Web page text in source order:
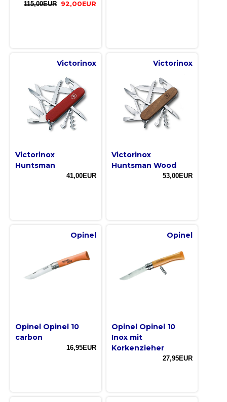
115,00EUR 92,00EUR
Victorinox
Victorinox
Huntsman
41,00EUR
Victorinox
Victorinox
Huntsman Wood
53,00EUR
Opinel
Opinel Opinel 10
carbon
16,95EUR
Opinel
Opinel Opinel 10
Inox mit
Korkenzieher
27,95EUR